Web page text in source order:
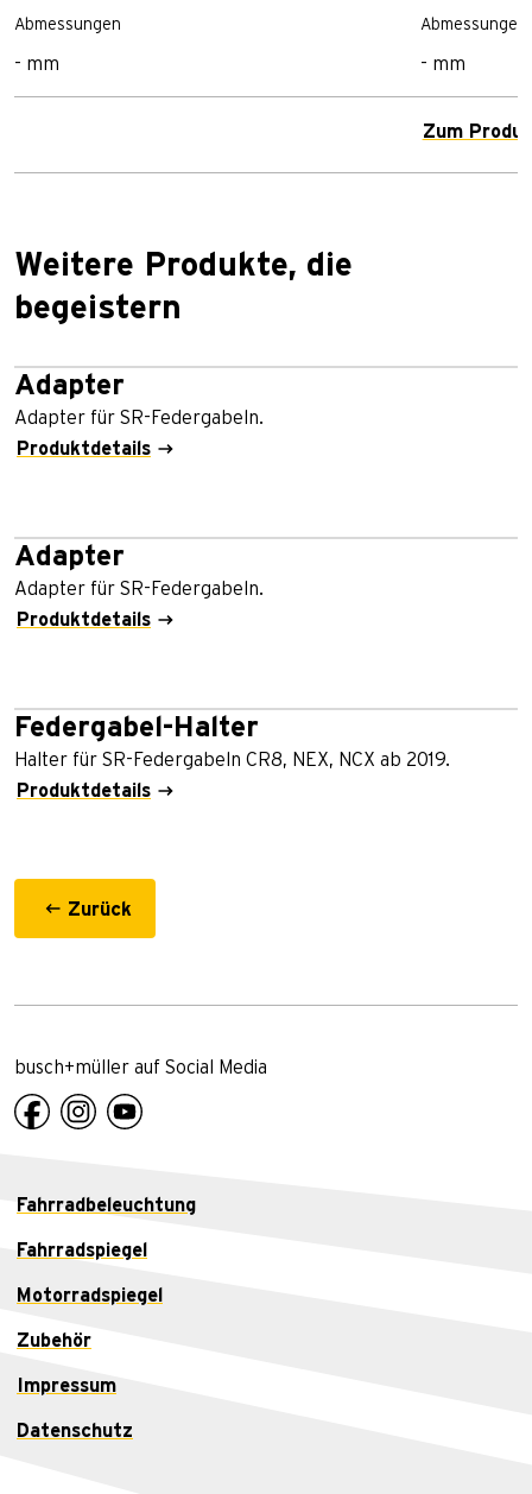
Abmessungen
- mm
Abmessungen
- mm
Zum
Weitere Produkte, die
begeistern
Adapter
Adapter für SR-Federgabeln.
Produktdetails
Adapter
Adapter für SR-Federgabeln.
Produktdetails
Federgabel-Halter
Halter für SR-Federgabeln CR8, NEX, NCX ab 2019.
Produktdetails
Zurück
busch+müller auf Social Media
Fahrradbeleuchtung
Fahrradspiegel
Motorradspiegel
Zubehör
Impressum
Datenschutz